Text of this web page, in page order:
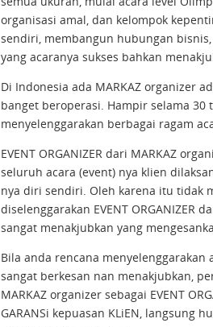
organisasi amal, dan kelompok
sendiri, membangun hubungan
yang acaranya sukses bahkan
Di Indonesia ada MARKAZ organizer
banget beroperasi. Hampir selama 30
menyelenggarakan berbagai ragam
EVENT ORGANIZER dari MARKAZ
seluruh acara (event) nya klien
nya diri sendiri. Oleh karena itu tidak
diselenggarakan EVENT ORGANIZER
sangat menakjubkan yang
Bila anda rencana menyelenggarakan
sangat berkesan nan menakjubkan,
MARKAZ organizer sebagai EVENT
GARANSi kepuasan KLiEN, langsung